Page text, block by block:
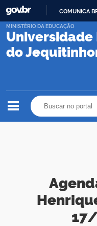
COMUNICA
Universidade
do
MINISTÉRIO DA EDUCAÇÃO